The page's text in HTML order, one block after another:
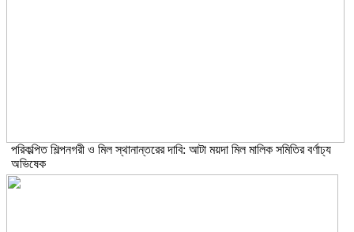
পরিকল্পিত শিল্পনগরী ও মিল স্থানান্তরের দাবি: আটা ময়দা মিল মালিক সমিতির বর্ণাঢ্য
অভিষেক